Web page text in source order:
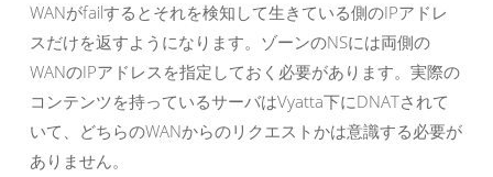
WANがfailするとそれを検知して生きている側のIPアドレ
スだけを返すようになります。ゾーンのNSには両側の
WANのIPアドレスを指定しておく必要があります。実際の
コンテンツを持っているサーバはVyatta下にDNATされて
いて、どちらのWANからのリクエストかは意識する必要が
ありません。